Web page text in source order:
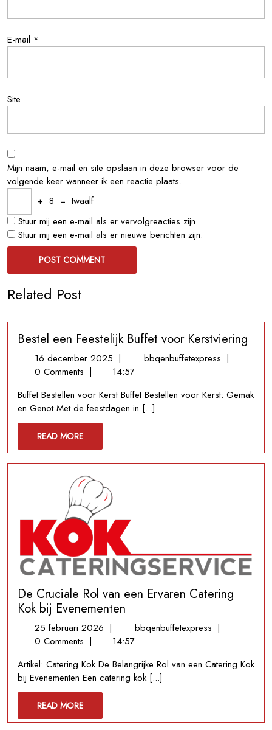
E-mail *
Site
Mijn naam, e-mail en site opslaan in deze browser voor de
volgende keer wanneer ik een reactie plaats.
+ 8 = twaalf
Stuur mij een e-mail als er vervolgreacties zijn.
Stuur mij een e-mail als er nieuwe berichten zijn.
Related Post
Bestel een Feestelijk Buffet voor Kerstviering
16 december 2025 16
december
| bbqenbuffetexpress Bestel
Buffet
|
0 Comments |
14:57
Buffet Bestellen voor Kerst Buffet Bestellen voor Kerst: Gemak
en Genot Met de feestdagen in [...]
READ MOREREAD
MORE
De Cruciale Rol van een Ervaren Catering
Kok bij Evenementen
25 februari 2026 25
februari
| bbqenbuffetexpress De
van
Kok
|
0 Comments |
14:57
Artikel: Catering Kok De Belangrijke Rol van een Catering Kok
bij Evenementen Een catering kok [...]
READ MOREREAD
MORE